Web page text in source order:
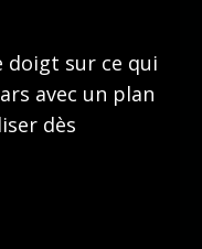
doigt sur ce qui
avec un plan
dès